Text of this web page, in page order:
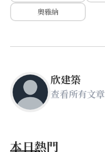
奧雅納
欣建築
查看所有文章
本日熱門